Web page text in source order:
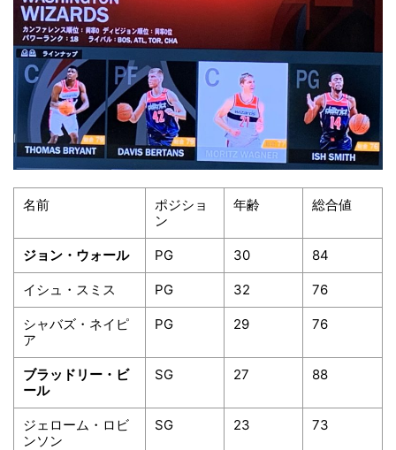
名前
ポジショ
ン
年齢 総合値
ジョン・ウォール PG 30 84
イシュ・スミス PG 32 76
シャバズ・ネイピ
ア
PG 29 76
ブラッドリー・ビ
ール
SG 27 88
ジェローム・ロビ
ンソン
SG 23 73